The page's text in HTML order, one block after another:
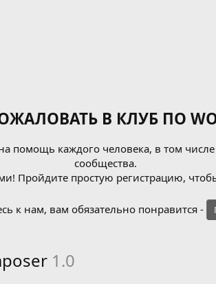
В КЛУБ ПО
каждого человека, в том
сообщества.
Пройдите простую регистрацию,
к нам, вам обязательно понравится -
1.0